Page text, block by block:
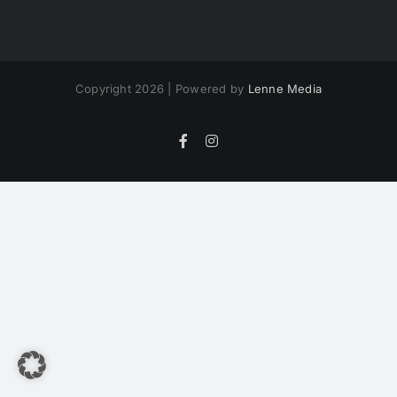
Copyright 2026 | Powered by Lenne Media
FacebookInstagram